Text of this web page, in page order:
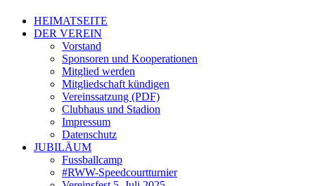
HEIMATSEITE
DER VEREIN
Vorstand
Sponsoren und Kooperationen
Mitglied werden
Mitgliedschaft kündigen
Vereinssatzung (PDF)
Clubhaus und Stadion
Impressum
Datenschutz
JUBILÄUM
Fussballcamp
#RWW-Speedcourtturnier